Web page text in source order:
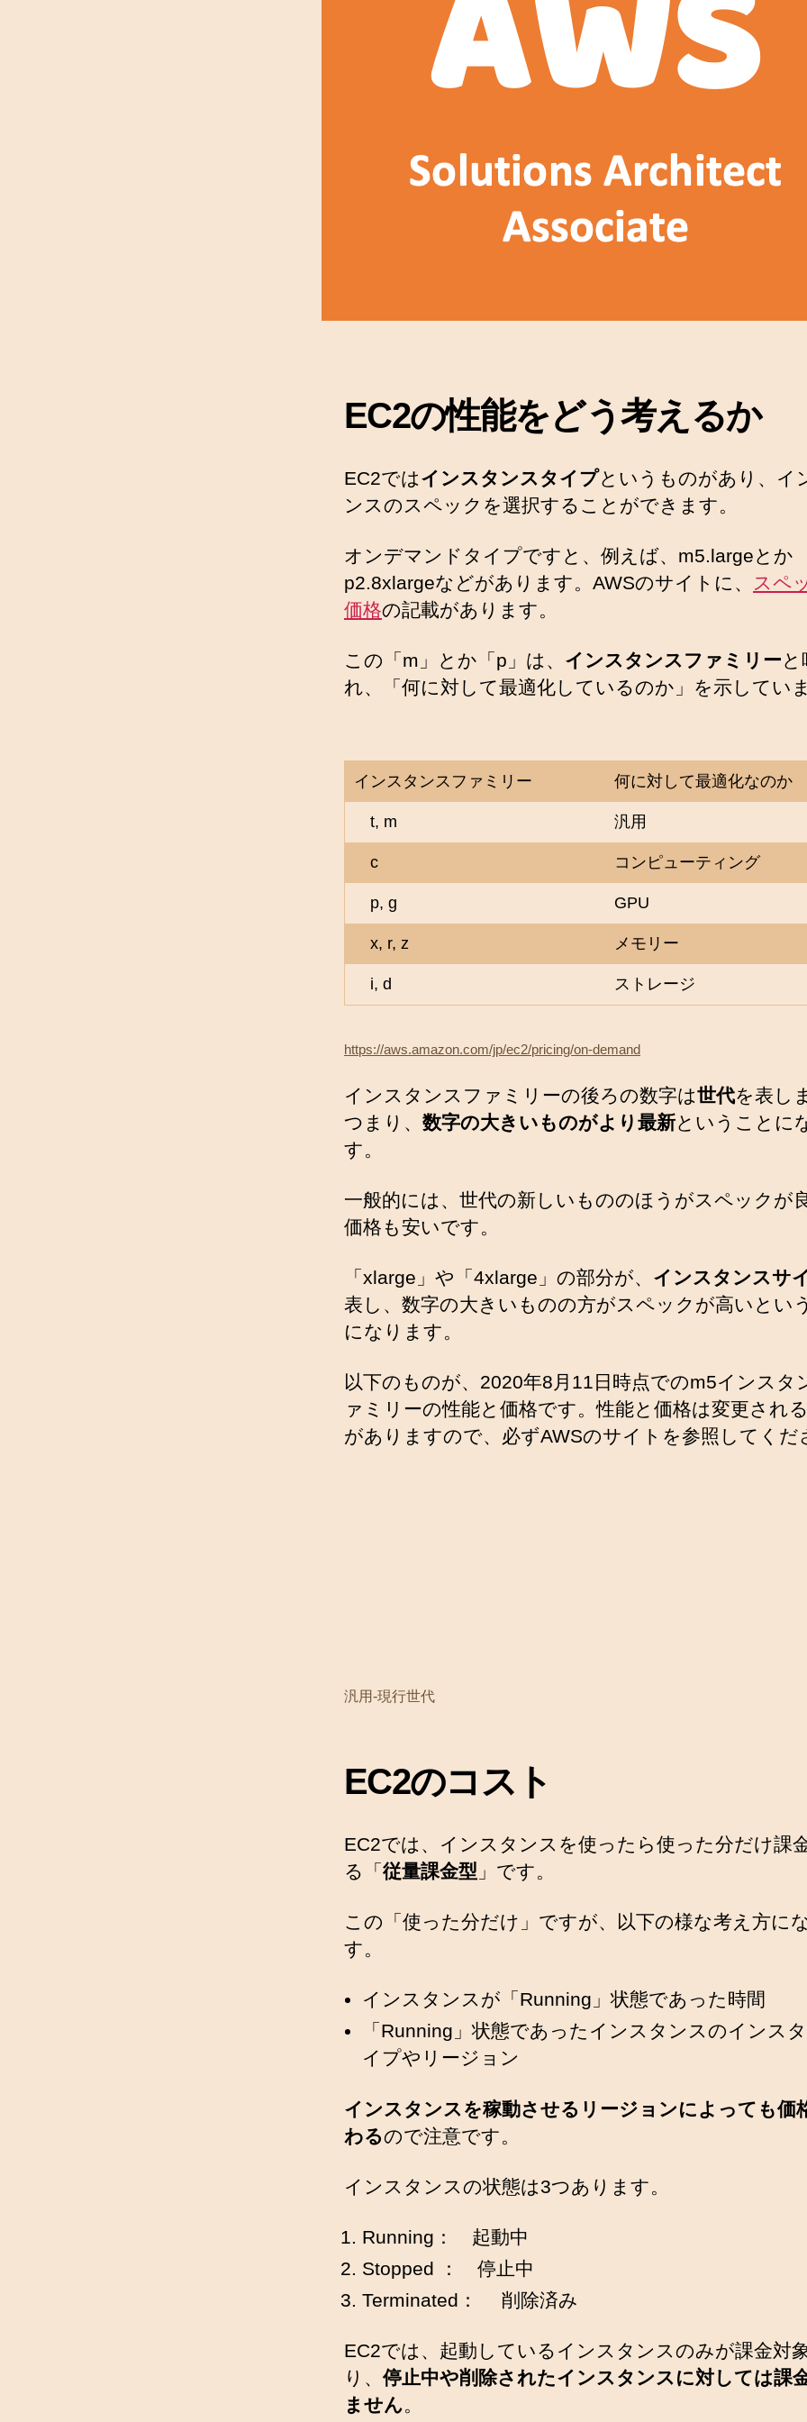
E
C
ス
の
考
EC2の性能をどう考えるか
EC2ではインスタンスタイプというものがあり、イ
ンスのスペックを選択することができます。
オンデマンドタイプですと、例えば、m5.largeとか
p2.8xlargeなどがあります。AWSのサイトに、
スペ
価格の記載があります。
この「m」とか「p」は、 インスタンスファミリーと
れ、「何に対して最適化しているのか」を示していま
インスタンスファミリー 何に対して最適化なのか
t, m 汎用
c コンピューティング
p, g GPU
x, r, z メモリー
i, d ストレージ
https://aws.amazon.com/jp/ec2/pricing/on-demand
インスタンスファミリーの後ろの数字は世代を表し
つまり、 数字の大きいものがより最新ということに
す。
一般的には、世代の新しいもののほうがスペックが良
価格も安いです。
「xlarge」や「4xlarge」の部分が、 インスタンスサ
表し、数字の大きいものの方がスペックが高いとい
になります。
以下のものが、2020年8月11日時点でのm5インスタ
ァミリーの性能と価格です。性能と価格は変更され
がありますので、必ずAWSのサイトを参照してくだ
汎用-現行世代
EC2のコスト
EC2では、インスタンスを使ったら使った分だけ課
る「 従量課金型 」です。
この「使った分だけ」ですが、以下の様な考え方に
す。
インスタンスが「Running」状態であった時間
「Running」状態であったインスタンスのインス
イプやリージョン
インスタンスを稼動させるリージョンによっても価
わるので注意です。
インスタンスの状態は3つあります。
Running： 起動中
Stopped ： 停止中
Terminated： 削除済み
EC2では、起動しているインスタンスのみが課金対
り、停止中や削除されたインスタンスに対しては課
ません。